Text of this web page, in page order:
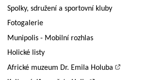
Spolky, sdružení a sportovní kluby
Fotogalerie
Munipolis - Mobilní rozhlas
Holické listy
Africké muzeum Dr. Emila Holuba